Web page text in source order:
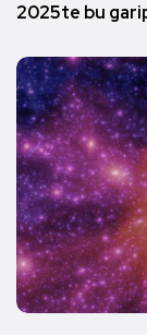
2025te bu